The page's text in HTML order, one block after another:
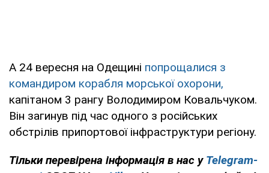
А 24 вересня на Одещині попрощалися з
командиром корабля морської охорони,
капітаном 3 рангу Володимиром Ковальчуком.
Він загинув під час одного з російських
обстрілів припортової інфраструктури регіону.
Тільки перевірена інформація в нас у Telegram-